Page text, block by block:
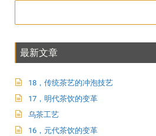
最新文章
18，传统茶艺的冲泡技艺
17，明代茶饮的变革
乌茶工艺
16，元代茶饮的变革